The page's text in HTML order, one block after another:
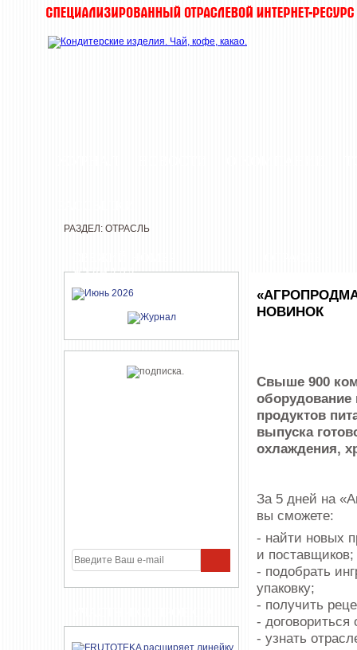
ЖУРНАЛА
РАЗДЕЛ: ОТРАСЛЬ
НОВИНОК
Свыше 900
оборудование
продуктов
выпуска
охлаждения,
За 5 дней на
вы сможете:
- найти новых
и поставщиков;
- подобрать
упаковку;
- получить
- договориться
- узнать